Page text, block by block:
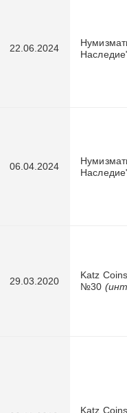
22.06.2024
06.04.2024
29.03.2020
Katz
№30
Katz